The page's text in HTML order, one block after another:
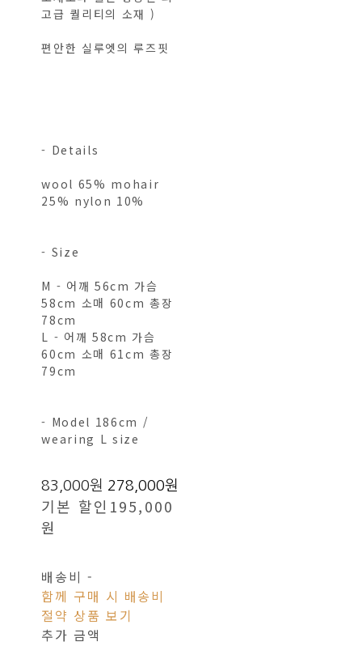
고급 퀄리티의 소재 )
편안한 실루엣의 루즈핏
- Details
wool 65% mohair
25% nylon 10%
- Size
M - 어깨 56cm 가슴
58cm 소매 60cm 총장
78cm
L - 어깨 58cm 가슴
60cm 소매 61cm 총장
79cm
- Model 186cm /
wearing L size
83,000원 278,000원
기본 할인 195,000
원
배송비 -
함께 구매 시 배송비
절약 상품 보기
추가 금액